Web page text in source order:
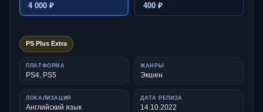
4 000 ₽ 400 ₽
PS Plus Extra
ПЛАТФОРМА
PS4, PS5
ЖАНРЫ
Экшен
ЛОКАЛИЗАЦИЯ
Английский язык
ДАТА РЕЛИЗА
14.10.2022